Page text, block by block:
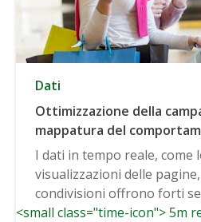
Dati
Ottimizzazione della
mappatura del
aiutarti a testare e
messaggio
I dati in tempo reale, come
visualizzazioni delle pagine,
condivisioni offrono forti
comportamento degli
<small class="time-icon"> 5m